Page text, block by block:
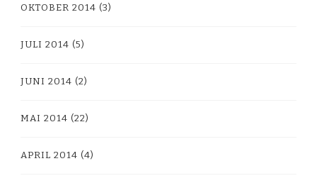
OKTOBER 2014 (3)
JULI 2014 (5)
JUNI 2014 (2)
MAI 2014 (22)
APRIL 2014 (4)